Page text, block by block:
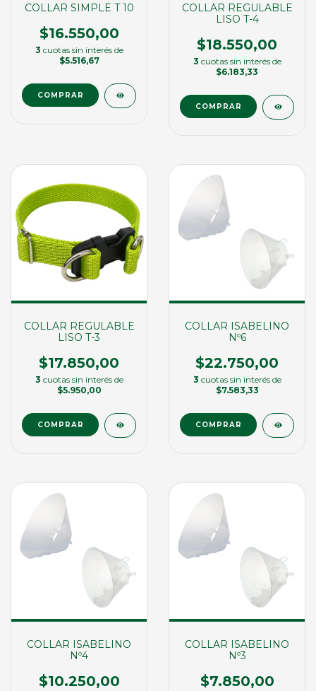
COLLAR SIMPLE T 10
$16.550,00
3 cuotas sin interés de
$5.516,67
COLLAR REGULABLE
LISO T-4
$18.550,00
3 cuotas sin interés de
$6.183,33
COLLAR REGULABLE
LISO T-3
$17.850,00
3 cuotas sin interés de
$5.950,00
COLLAR ISABELINO
Nº6
$22.750,00
3 cuotas sin interés de
$7.583,33
COLLAR ISABELINO
Nº4
$10.250,00
COLLAR ISABELINO
Nº3
$7.850,00